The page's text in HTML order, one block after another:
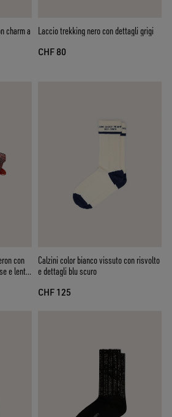
charm a
Laccio trekking nero con dettagli grigi
CHF 80
con
e lenti
Calzini color bianco vissuto con risvolto
e dettagli blu scuro
CHF 125